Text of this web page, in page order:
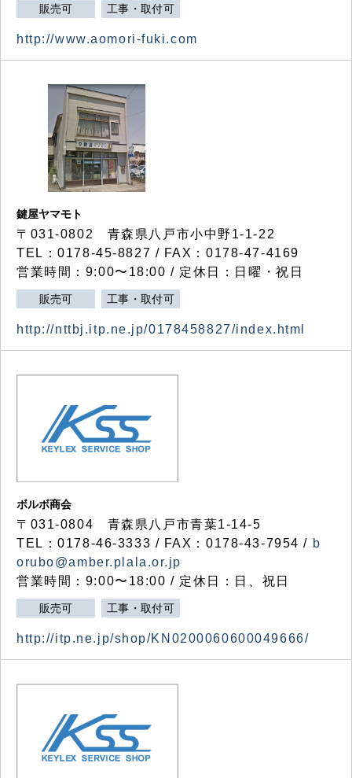
販売可 工事・取付可
http://www.aomori-fuki.com
鍵屋ヤマモト
〒031-0802 青森県八戸市小中野1-1-22
TEL：0178-45-8827 / FAX：0178-47-4169
営業時間：9:00〜18:00 / 定休日：日曜・祝日
販売可 工事・取付可
http://nttbj.itp.ne.jp/0178458827/index.html
ボルボ商会
〒031-0804 青森県八戸市青葉1-14-5
TEL：0178-46-3333 / FAX：0178-43-7954 / b
orubo@amber.plala.or.jp
営業時間：9:00〜18:00 / 定休日：日、祝日
販売可 工事・取付可
http://itp.ne.jp/shop/KN0200060600049666/